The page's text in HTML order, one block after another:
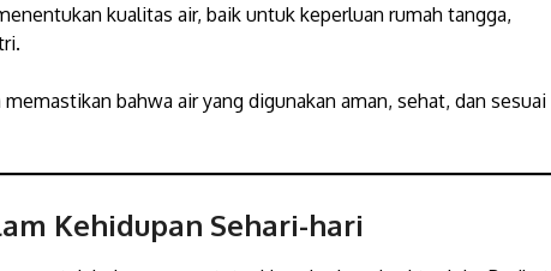
kualitas air, baik untuk keperluan rumah tangga,
bahwa air yang digunakan aman, sehat, dan sesuai
Kehidupan Sehari-hari